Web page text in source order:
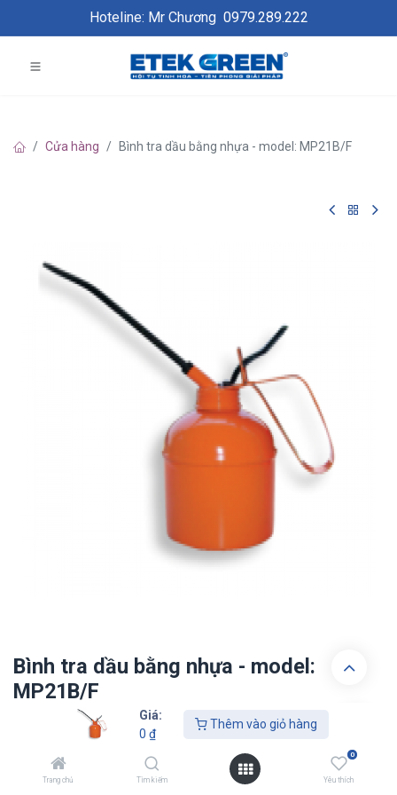
Giá:
0 ₫
Thêm vào giỏ hàng
Trang chủ Tìm kiếm
0
Yêu thích
Hoteline: Mr Chương 0979.289.222
Cửa hàng Bình tra dầu bằng nhựa - model: MP21B/F
Bình tra dầu bằng nhựa - model:
MP21B/F
Thêm vào giỏ hàn​​​​g